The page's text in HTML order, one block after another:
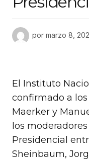
por marzo 8,
El Instituto
confirmado a
Maerker y
los
Presidencial
Sheinbaum,